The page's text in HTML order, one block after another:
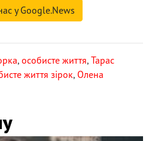
у Google.News
, особисте життя, Тарас
життя зірок, Олена